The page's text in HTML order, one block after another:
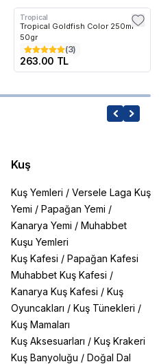
Tropical
Tropical Goldfish Color 250ml
50gr
(3)
263.00 TL
Kuş
Kuş Yemleri / Versele Laga Kuş
Yemi / Papağan Yemi /
Kanarya Yemi / Muhabbet
Kuşu Yemleri
Kuş Kafesi / Papağan Kafesi
Muhabbet Kuş Kafesi /
Kanarya Kuş Kafesi / Kuş
Oyuncakları / Kuş Tünekleri /
Kuş Mamaları
Kuş Aksesuarları / Kuş Krakeri
Kuş Banyoluğu / Doğal Dal